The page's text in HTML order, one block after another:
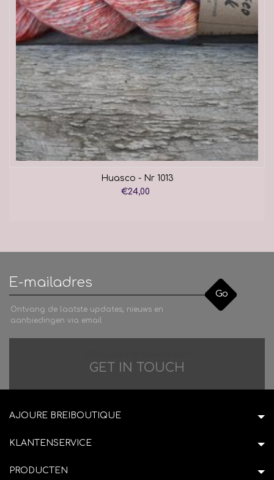
Huasco - Nr 1013
€24,00
Go
Ontvang de laatste updates, nieuws en
aanbiedingen via email
GET IN TOUCH
AJOURE BREIBOUTIQUE
KLANTENSERVICE
PRODUCTEN